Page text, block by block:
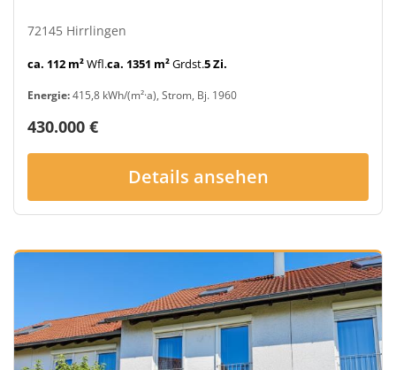
72145 Hirrlingen
ca. 112 m²Wfl.ca. 1351 m²Grdst.5 Zi.
Energie:415,8 kWh/(m²·a), Strom, Bj. 1960
430.000 €
Details ansehen